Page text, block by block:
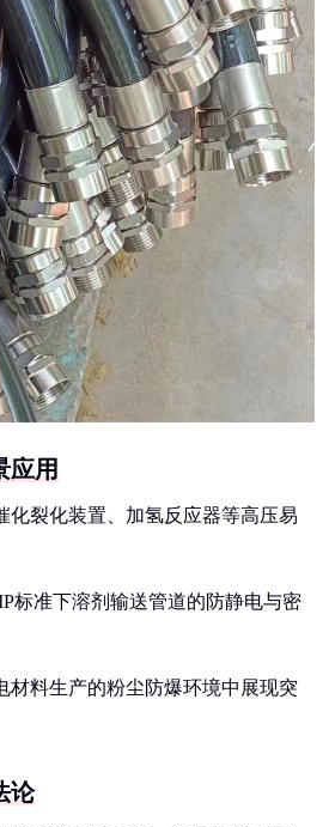
应用
化裂化装置、加氢反应器等高压易
标准下溶剂输送管道的防静电与密
材料生产的粉尘防爆环境中展现突
论